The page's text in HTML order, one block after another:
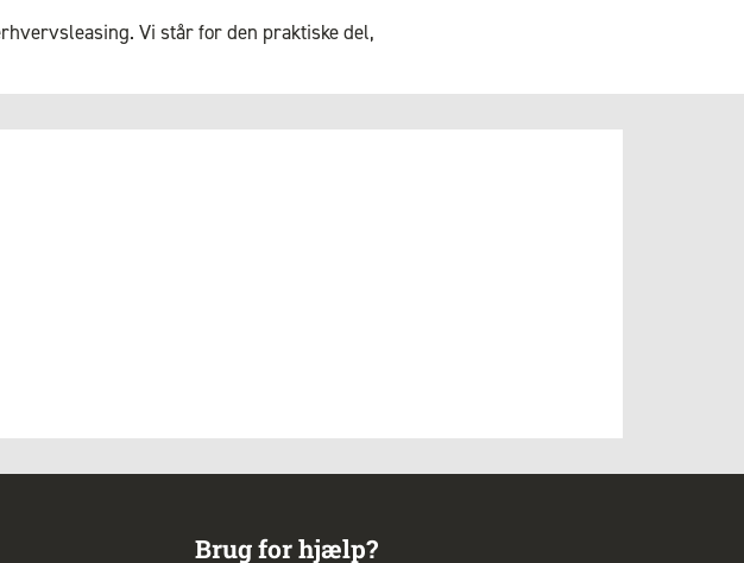
Vi står for den praktiske del,
Brug for hjælp?